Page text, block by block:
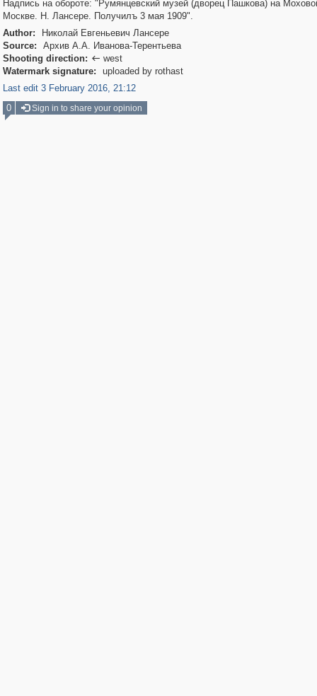
Надпись на обороте: "Румянцевский музей (дворец Пашкова) на
Москве. Н. Лансере. Получилъ 3 мая 1909".
Author:
Николай Евгеньевич Лансере
Source:
Архив А.А. Иванова-Терентьева
Shooting direction:  west
Watermark signature:
uploaded by rothast
Last edit 3 February 2016, 21:12
0
Sign in to share your opinion